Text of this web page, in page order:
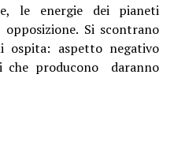
le energie dei pianeti
Si scontrano
aspetto negativo
che producono daranno